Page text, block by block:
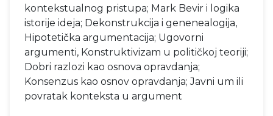
kontekstualnog pristupa; Mark Bevir i logika
istorije ideja; Dekonstrukcija i genenealogija,
Hipotetička argumentacija; Ugovorni
argumenti, Konstruktivizam u političkoj teoriji;
Dobri razlozi kao osnova opravdanja;
Konsenzus kao osnov opravdanja; Javni um ili
povratak konteksta u argument